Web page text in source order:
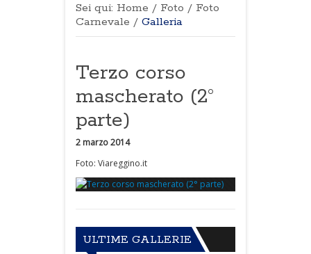
Sei qui: Home / Foto / Foto
Carnevale / Galleria
Terzo corso
mascherato (2°
parte)
2 marzo 2014
Foto: Viareggino.it
ULTIME GALLERIE